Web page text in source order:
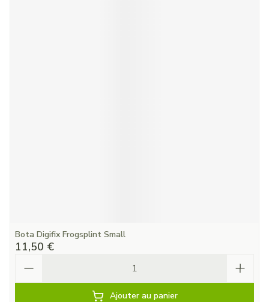
Bota Digifix Frogsplint Small
11,50 €
Ajouter au panier